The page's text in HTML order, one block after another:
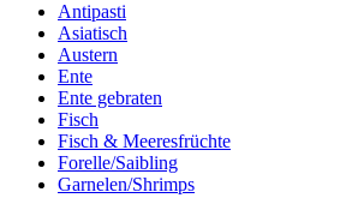
Antipasti
Asiatisch
Austern
Ente
Ente gebraten
Fisch
Fisch & Meeresfrüchte
Forelle/Saibling
Garnelen/Shrimps